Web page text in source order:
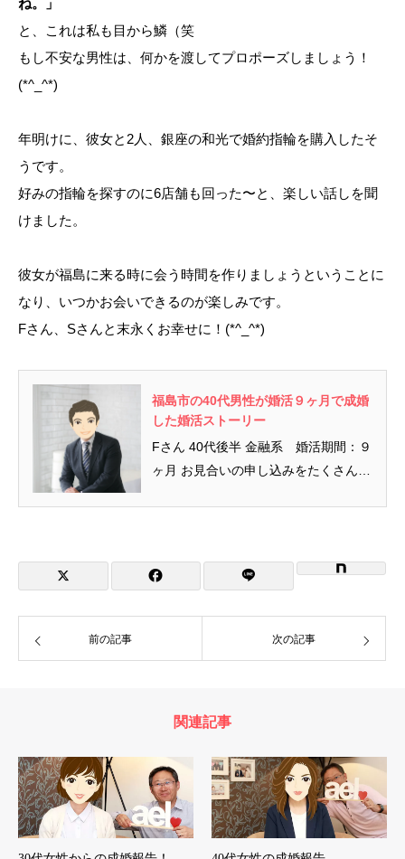
ね。」
と、これは私も目から鱗（笑
もし不安な男性は、何かを渡してプロポーズしましょう！
(*^_^*)
年明けに、彼女と2人、銀座の和光で婚約指輪を購入したそ
うです。
好みの指輪を探すのに6店舗も回った〜と、楽しい話しを聞
けました。
彼女が福島に来る時に会う時間を作りましょうということに
なり、いつかお会いできるのが楽しみです。
Fさん、Sさんと末永くお幸せに！(*^_^*)
福島市の40代男性が婚活９ヶ月で成婚
した婚活ストーリー
Fさん 40代後半 金融系 婚活期間：９
ヶ月 お見合いの申し込みをたくさんし
前の記事 次の記事
関連記事